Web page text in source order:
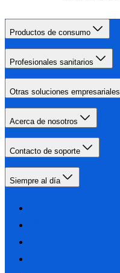
Productos de consumo
Profesionales sanitarios
Otras soluciones empresariales
Acerca de nosotros
Contacto de soporte
Siempre al día